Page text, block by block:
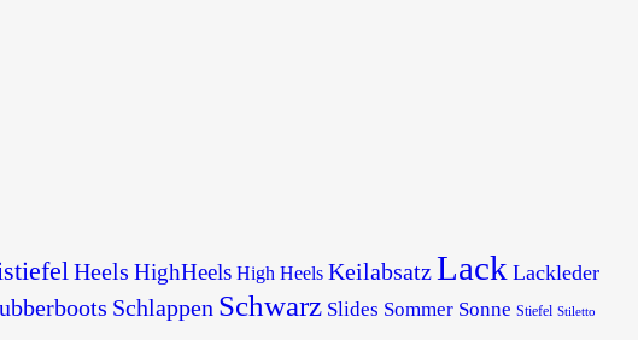
Heels HighHeels High Heels KeilabsatzLack Lackleder
Schlappen Schwarz Slides Sommer Sonne Stiefel Stiletto